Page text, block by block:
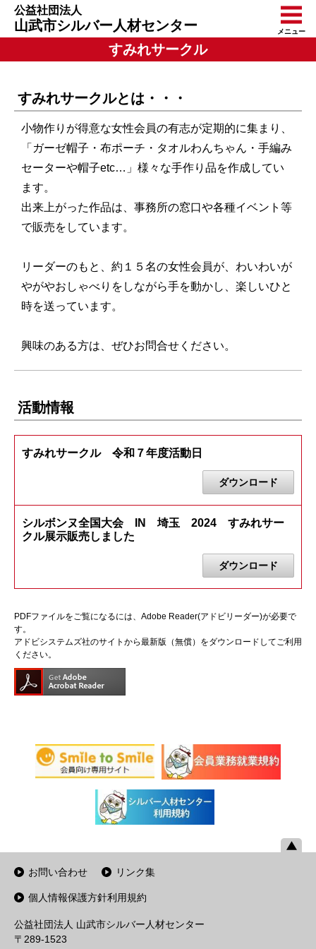
公益社団法人
山武市シルバー人材センター メニュー
すみれサークル
すみれサークルとは・・・
小物作りが得意な女性会員の有志が定期的に集まり、
「ガーゼ帽子・布ポーチ・タオルわんちゃん・手編み
セーターや帽子etc…」様々な手作り品を作成してい
ます。
出来上がった作品は、事務所の窓口や各種イベント等
で販売をしています。
リーダーのもと、約１５名の女性会員が、わいわいが
やがやおしゃべりをしながら手を動かし、楽しいひと
時を送っています。
興味のある方は、ぜひお問合せください。
活動情報
すみれサークル 令和７年度活動日
ダウンロード
シルボンヌ全国大会 IN 埼玉 2024 すみれサー
クル展示販売しました
ダウンロード
PDFファイルをご覧になるには、Adobe Reader(アドビリーダー)が必要で
す。
アドビシステムズ社のサイトから最新版（無償）をダウンロードしてご利用
ください。
お問い合わせ リンク集
個人情報保護方針利用規約
公益社団法人 山武市シルバー人材センター
〒289-1523